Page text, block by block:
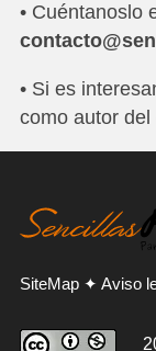
• Cuéntanoslo
• Si es
como autor
SiteMap✦ Aviso